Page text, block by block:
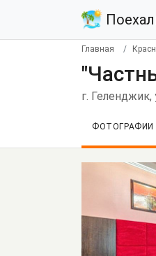
Главная
г. Геленджик,
ФОТОГРАФИИ